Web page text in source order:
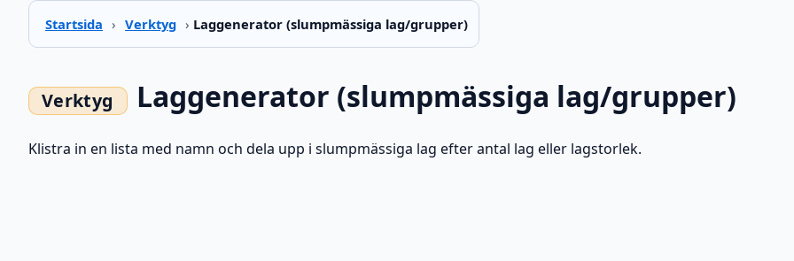
Startsida › Verktyg › Laggenerator (slumpmässiga lag/grupper)
Laggenerator (slumpmässiga lag/grupper)
Klistra in en lista med namn och dela upp i slumpmässiga lag efter antal lag eller lagstorlek.